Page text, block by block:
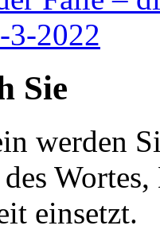
2022
Sie
werden
einsetzt.